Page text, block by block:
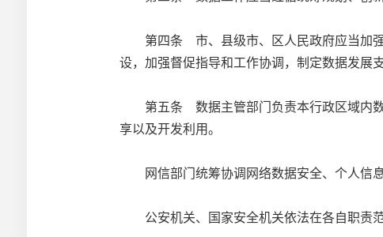
第四条 市、县级市、区人民政府应当加强
设，加强督促指导和工作协调，制定数据发展
第五条 数据主管部门负责本行政区域内数
享以及开发利用。
网信部门统筹协调网络数据安全、个人信息
公安机关、国家安全机关依法在各自职责范